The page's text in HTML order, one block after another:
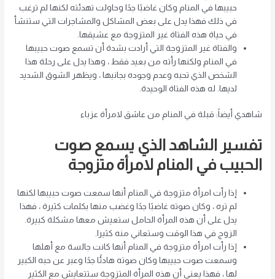
حبيبها في المنام وكان غاضبًا جدًا وحاولت تهدئته لكنها لم ترغب
في ذلك فهذا يدل على بعض المشاكل والمشاجرات التي ستنشأ
في حياة هذه الفتاة غير المتزوجة مع عشيقها.
والفتاة غير المتزوجة التي أرادت بشدة أن تسمع صوت حبيبها
في المنام ولكنها رأته من بعيد فقط ، وهذا يدل على رحلة هذا
الشخص الذي تحبه وعدم وجوده بجانبها ، ويظهر الشوق الشديد
لديها. له هذه الفتاة الوحيدة.
شاهدي أيضاً: قبلة في المنام من عاشق لامرأة عزباء
تفسير الشاهد الذي يسمع صوت
الحبيب في المنام لامرأة متزوجة
إذا رأت امرأة متزوجة في المنام أنها سمعت صوت حبيبها لكنها
لم تره ، وكان صوته غاضبًا جدًا وغضب منها بكلمات كثيرة ، فهذا
يدل على أن هذه المرأة الحامل ستعيش معها مشكلة كبيرة.
الزوج في هذا الوقت وستعاني منه كثيرا.
إذا رأت امرأة متزوجة في المنام أنها كانت جالسة مع أهلها
وسمعت صوت حبيبها وكان صوته هادئًا جدًا وعبر عن حبه الكبير
لها ، فهذا يعني أن هذه المرأة المتزوجة ستتعايش مع الكثير